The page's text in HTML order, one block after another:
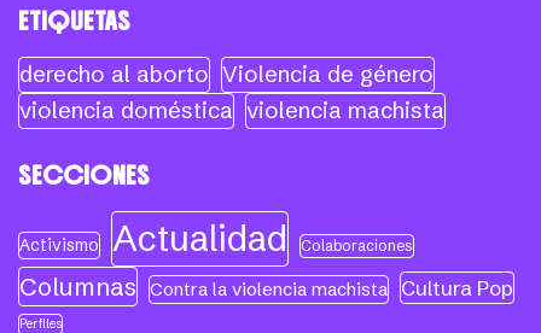
ETIQUETAS
derecho al aborto Violencia de género
violencia doméstica violencia machista
SECCIONES
Activismo Actualidad Colaboraciones
Columnas Contra la violencia machista Cultura Pop
Perfiles